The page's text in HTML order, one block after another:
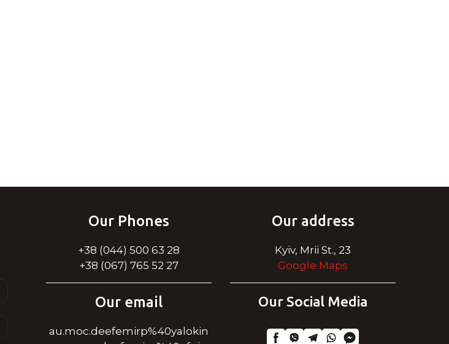
Our Phones
+38 (044) 500 63 28
+38 (067) 765 52 27
Our email
au.moc.deefemirp%40yalokin
Our address
Kyiv, Mrii St., 23
Google Maps
Our Social Media